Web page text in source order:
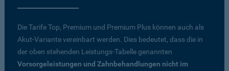
Die Tarife Top, Premium und Premium Plus können auch als
Akut-Variante vereinbart werden. Dies bedeutet, dass die in
der oben stehenden Leistungs-Tabelle genannten
Vorsorgeleistungen und Zahnbehandlungen nicht im